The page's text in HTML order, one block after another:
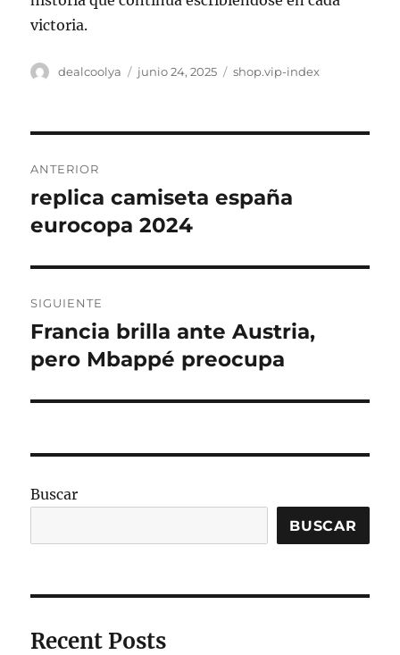
victoria.
Autor
dealcoolya
Publicado
junio 24, 2025 Categorías
shop.vip-index
de
entradas
ANTERIOR
Entrada
anterior:
replica camiseta españa
eurocopa 2024
SIGUIENTE
Entrada
siguiente:
Francia brilla ante Austria,
pero Mbappé preocupa
Buscar
BUSCAR
Recent Posts